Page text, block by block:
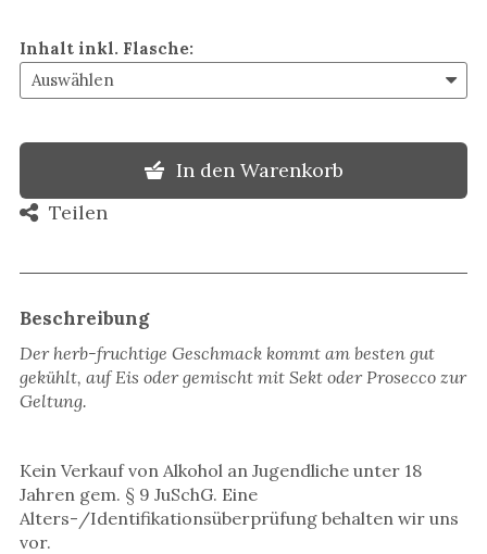
Inhalt inkl. Flasche:
In den Warenkorb
Teilen
Beschreibung
Der herb-fruchtige Geschmack kommt am besten gut
gekühlt, auf Eis oder gemischt mit Sekt oder Prosecco zur
Geltung.
Kein Verkauf von Alkohol an Jugendliche unter 18
Jahren gem. § 9 JuSchG. Eine
Alters-/Identifikationsüberprüfung behalten wir uns
vor.